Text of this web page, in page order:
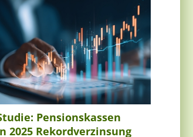
Pensionskassen
2025 Rekordverzinsung